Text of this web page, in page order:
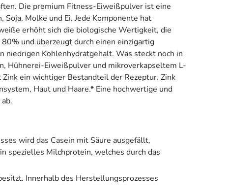
Die premium Fitness-Eiweißpulver ist eine
Molke und Ei. Jede Komponente hat
erhöht sich die biologische Wertigkeit, die
und überzeugt durch einen einzigartig
niedrigen Kohlenhydratgehalt. Was steckt noch in
Hühnerei-Eiweißpulver und mikroverkapseltem L-
ein wichtiger Bestandteil der Rezeptur. Zink
Haut und Haare.* Eine hochwertige und
wird das Casein mit Säure ausgefällt,
spezielles Milchprotein, welches durch das
Innerhalb des Herstellungsprozesses